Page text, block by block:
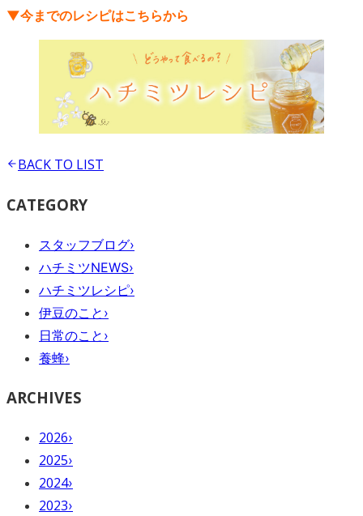
▼今までのレシピはこちらから
BACK TO LIST
CATEGORY
スタッフブログ›
ハチミツNEWS›
ハチミツレシピ›
伊豆のこと ›
日常のこと ›
養蜂›
ARCHIVES
2026›
2025›
2024›
2023›